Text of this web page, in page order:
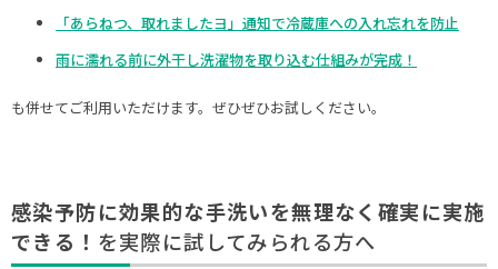
「あらねつ、取れましたヨ」通知で冷蔵庫への入れ忘れを防止
雨に濡れる前に外干し洗濯物を取り込む仕組みが完成！
も併せてご利用いただけます。ぜひぜひお試しください。
感染予防に効果的な手洗いを無理なく確実に実施
できる！ を実際に試してみられる方へ